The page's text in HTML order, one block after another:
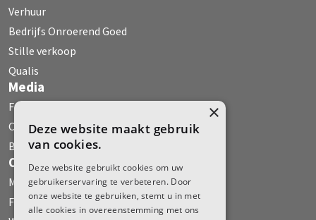
Verhuur
Bedrijfs Onroerend Goed
Stille verkoop
Qualis
Media
Fehse WoonMagazine
Column
Boeken
Over ons
Maak kennis met Fehse Makelaardij
Fehse in het nieuws
×
Deze website maakt gebruik
van cookies.
Deze website gebruikt cookies om uw
gebruikerservaring te verbeteren. Door
onze website te gebruiken, stemt u in met
alle cookies in overeenstemming met ons